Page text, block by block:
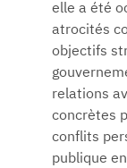
elle a été
atrocités
objectifs
relations
concrètes
conflits
publique